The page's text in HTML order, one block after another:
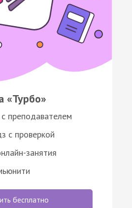
«Турбо»
преподавателем
с проверкой
занятия
бесплатно